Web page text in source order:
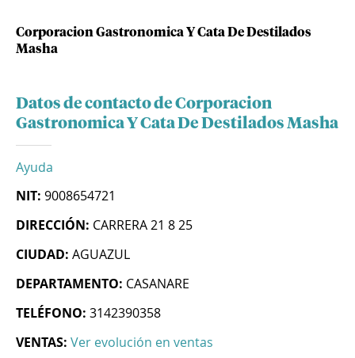
Corporacion Gastronomica Y Cata De Destilados
Masha
Datos de contacto de Corporacion
Gastronomica Y Cata De Destilados Masha
Ayuda
NIT: 9008654721
DIRECCIÓN: CARRERA 21 8 25
CIUDAD: AGUAZUL
DEPARTAMENTO: CASANARE
TELÉFONO: 3142390358
VENTAS: Ver evolución en ventas